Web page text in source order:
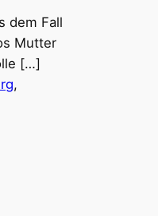
dem Fall
Mutter
[…]